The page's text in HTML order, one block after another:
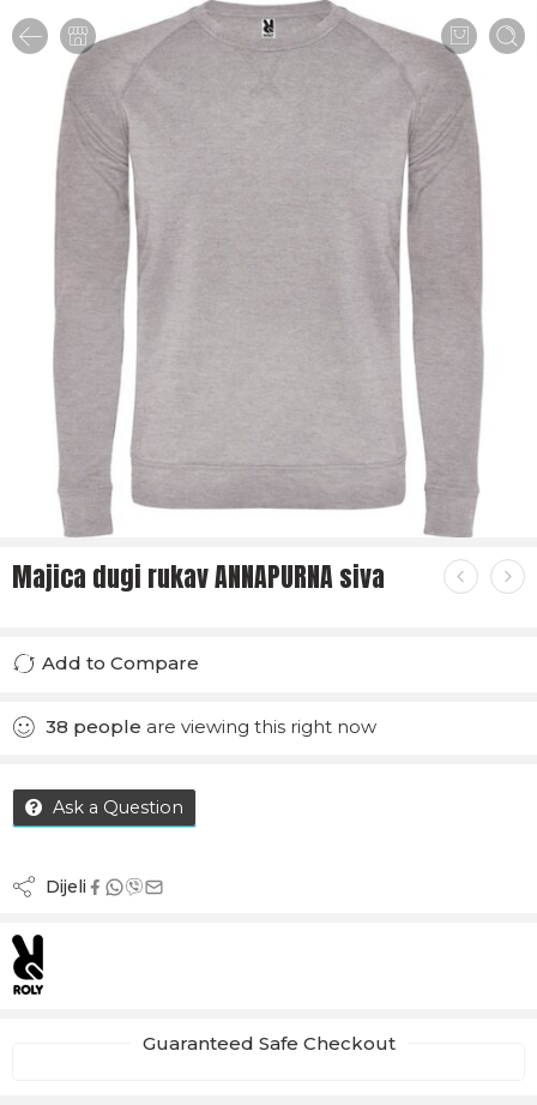
Majica dugi rukav ANNAPURNA siva
Add to Compare
38 people are viewing this right now
Ask a Question
Dijeli
Guaranteed Safe Checkout